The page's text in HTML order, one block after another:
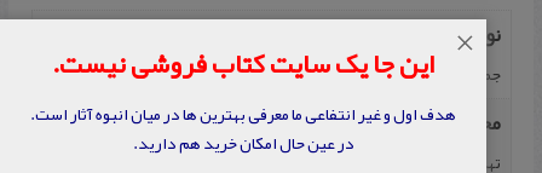
نویسنده
جمال میرصادقی
محل نشر
تهران
این جا یک سایت کتاب فروشی نیست.
هدف اول و غیر انتفاعی ما معرفی بهترین ها در میان انبوه آثار است.
در عین حال امکان خرید هم دارید.
×